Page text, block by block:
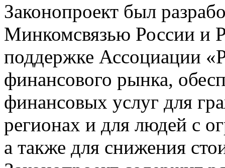
Законопроект был
Минкомсвязью России и
поддержке Ассоциации
финансового рынка,
финансовых услуг для
регионах и для людей с
а также для снижения